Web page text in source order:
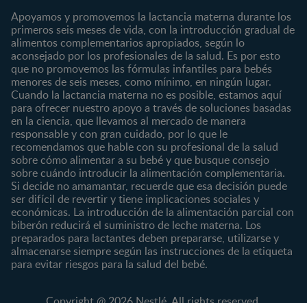
¿Quiénes somos?
Marcas y productos
Nuestros Productos
Nuestras Marcas
Embarazo
Posparto
0 a 4 meses
4 a 6 meses
6 a 8 meses
8 a 12 meses
12 a 24 meses
Desde 2 años
Preescolar
Escolar
Nutrición
Salud
Maternidad
Paternidad
Vida en familia
Marcas
CERELAC®
GERBER®
KLIM®
NAN® 3
Productos
Cereales Infantiles
Compotas y galletas
Fórmulas Infantiles
Apoyamos y promovemos la lactancia materna durante los
primeros seis meses de vida, con la introducción gradual de
alimentos complementarios apropiados, según lo
aconsejado por los profesionales de la salud. Es por esto
que no promovemos las fórmulas infantiles para bebés
menores de seis meses, como mínimo, en ningún lugar.
Cuando la lactancia materna no es posible, estamos aquí
para ofrecer nuestro apoyo a través de soluciones basadas
en la ciencia, que llevamos al mercado de manera
responsable y con gran cuidado, por lo que le
recomendamos que hable con su profesional de la salud
sobre cómo alimentar a su bebé y que busque consejo
sobre cuándo introducir la alimentación complementaria.
Si decide no amamantar, recuerde que esa decisión puede
ser difícil de revertir y tiene implicaciones sociales y
económicas. La introducción de la alimentación parcial con
biberón reducirá el suministro de leche materna. Los
preparados para lactantes deben prepararse, utilizarse y
almacenarse siempre según las instrucciones de la etiqueta
para evitar riesgos para la salud del bebé.